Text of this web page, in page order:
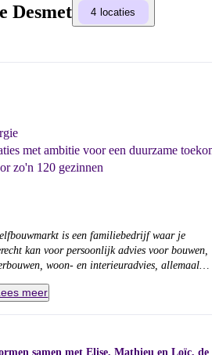
Desmet 4 locaties
met ambitie voor een duurzame
zo'n 120 gezinnen
is een familiebedrijf waar je
kan voor persoonlijk advies voor bouwen,
woon- en interieuradvies, allemaal
tot ramen, deuren en terras.
meer
samen met Elise, Mathieu en Loïc, de